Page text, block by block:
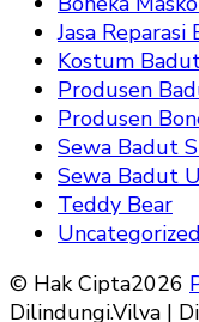
Jasa Reparasi
Kostum
Produsen
Produsen
Sewa Badut
Sewa Badut
Teddy Bear
Uncategorized
© Hak Cipta2026
Dilindungi.Vilva |